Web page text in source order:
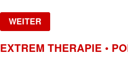
WEITER
EXTREM THERAPIE •